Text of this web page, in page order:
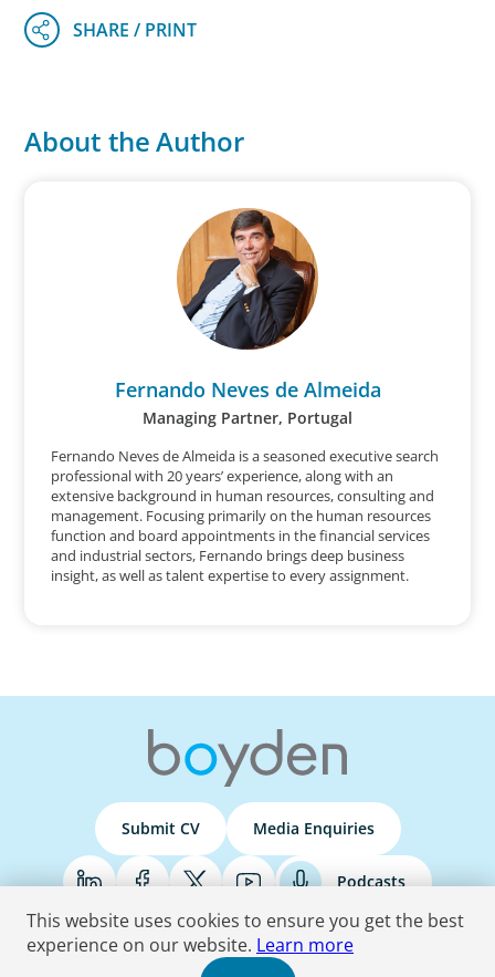
About the Author
Fernando Neves de Almeida
Managing Partner, Portugal
Fernando Neves de Almeida is a seasoned executive search
professional with 20 years’ experience, along with an
extensive background in human resources, consulting and
management. Focusing primarily on the human resources
function and board appointments in the financial services
and industrial sectors, Fernando brings deep business
insight, as well as talent expertise to every assignment.
Submit CV Media Enquiries
Podcasts
Terms & Conditions Privacy Policy Do Not Sell Accessibility Statement
This website uses cookies to ensure you get the best
experience on our website. Learn more